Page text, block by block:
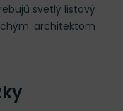
svetlý listový
architektom